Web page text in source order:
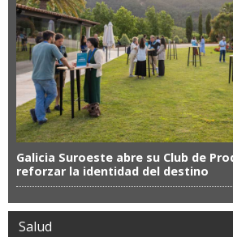
Galicia Suroeste abre su Club de
reforzar la identidad del destino
Salud